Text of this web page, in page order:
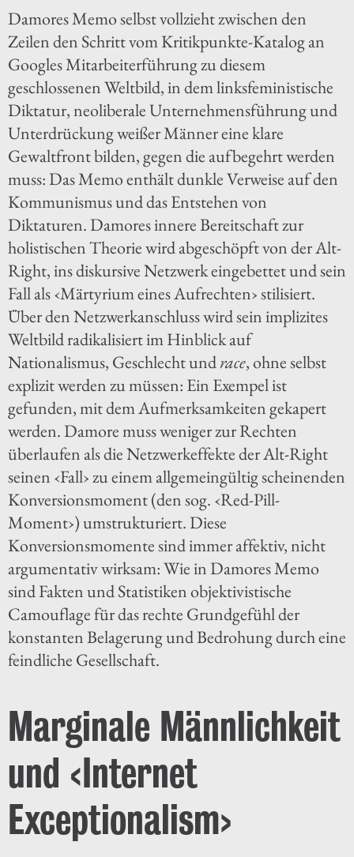
Damores Memo selbst vollzieht zwischen den
Zeilen den Schritt vom Kritikpunkte-Katalog an
Googles Mitarbeiterführung zu diesem
geschlossenen Weltbild, in dem linksfeministische
Diktatur, neoliberale Unternehmensführung und
Unterdrückung weißer Männer eine klare
Gewaltfront bilden, gegen die aufbegehrt werden
muss: Das Memo enthält dunkle Verweise auf den
Kommunismus und das Entstehen von
Diktaturen. Damores innere Bereitschaft zur
holistischen Theorie wird abgeschöpft von der Alt-
Right, ins diskursive Netzwerk eingebettet und sein
Fall als ‹Märtyrium eines Aufrechten› stilisiert.
Über den Netzwerkanschluss wird sein implizites
Weltbild radikalisiert im Hinblick auf
Nationalismus, Geschlecht undrace, ohne selbst
explizit werden zu müssen: Ein Exempel ist
gefunden, mit dem Aufmerksamkeiten gekapert
werden. Damore muss weniger zur Rechten
überlaufen als die Netzwerkeffekte der Alt-Right
seinen ‹Fall› zu einem allgemeingültig scheinenden
Konversionsmoment (den sog. ‹Red-Pill-
Moment›) umstrukturiert. Diese
Konversionsmomente sind immer affektiv, nicht
argumentativ wirksam: Wie in Damores Memo
sind Fakten und Statistiken objektivistische
Camouflage für das rechte Grundgefühl der
konstanten Belagerung und Bedrohung durch eine
feindliche Gesellschaft.
Marginale Männlichkeit
und ‹Internet
Exceptionalism›